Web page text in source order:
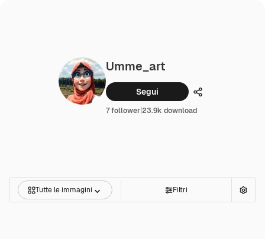
Umme_art
Segui Condividi
7 follower|23.9k download
Tutte le immagini Filtri